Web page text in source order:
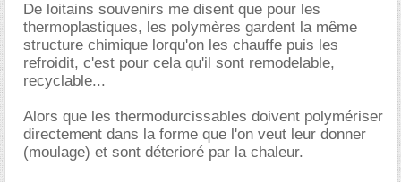
De loitains souvenirs me disent que pour les
thermoplastiques, les polymères gardent la même
structure chimique lorqu'on les chauffe puis les
refroidit, c'est pour cela qu'il sont remodelable,
recyclable...
Alors que les thermodurcissables doivent polymériser
directement dans la forme que l'on veut leur donner
(moulage) et sont déterioré par la chaleur.